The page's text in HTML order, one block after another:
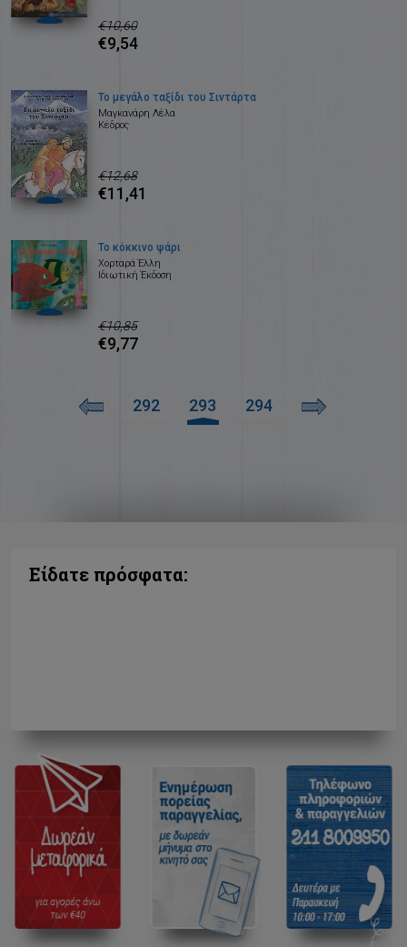
€10,60
€9,54
Το μεγάλο ταξίδι του Σιντάρτα
Μαγκανάρη Λέλα
Κέδρος
€12,68
€11,41
Το κόκκινο ψάρι
Χορταρά Έλλη
Ιδιωτική Έκδοση
€10,85
€9,77
292 293 294
Είδατε πρόσφατα: